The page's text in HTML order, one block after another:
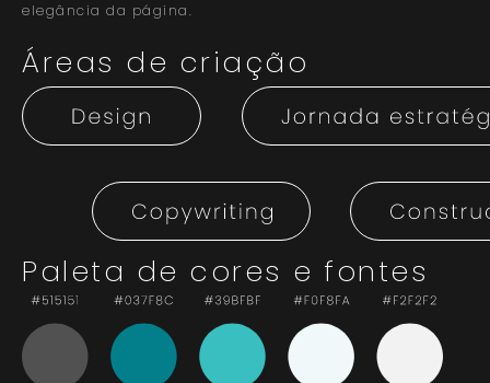
elegância da página.
Áreas de criação
Paleta de cores e fontes